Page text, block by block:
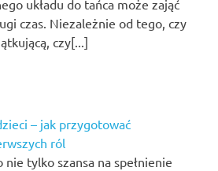
układu do tańca może zająć
czas. Niezależnie od tego, czy
czy[...]
– jak przygotować
ról
tylko szansa na spełnienie